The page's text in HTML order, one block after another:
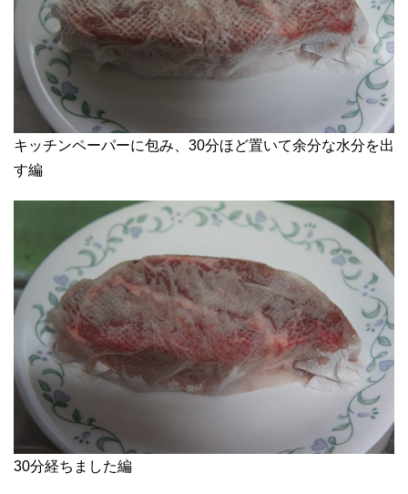
キッチンペーパーに包み、30分ほど置いて余分な水分を出
す編
30分経ちました編